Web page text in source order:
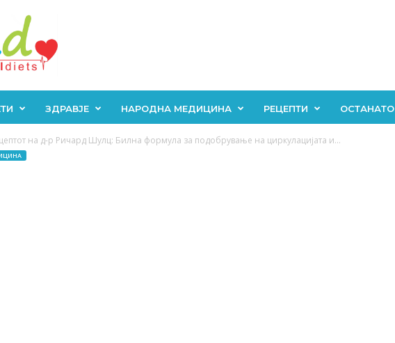
ЗДРАВЈЕ НАРОДНА МЕДИЦИНА РЕЦЕПТИ ОСТАНАТО
на д-р Ричард Шулц: Билна формула за подобрување на циркулацијата и...